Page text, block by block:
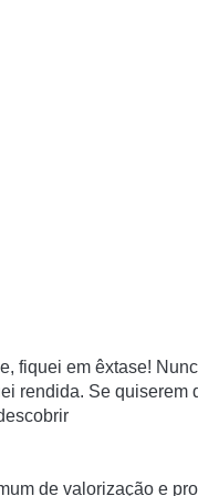
fiquei em êxtase!
rendida. Se
de valorização e